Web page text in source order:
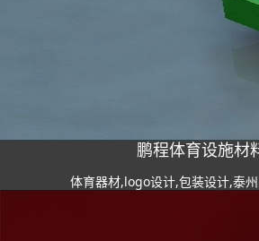
鹏程体育设施材
体育器材,logo设计,包装设计,泰